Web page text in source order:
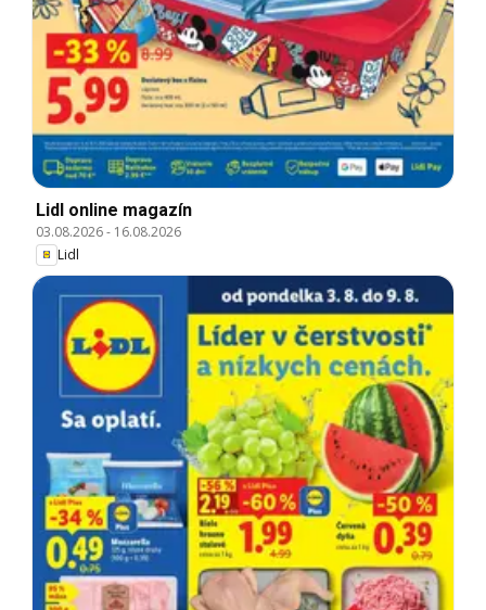
Lidl online magazín
03.08.2026- 16.08.2026
Lidl